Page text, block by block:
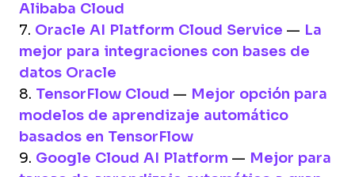
Alibaba Cloud
7. Oracle AI Platform Cloud Service — La
mejor para integraciones con bases de
datos Oracle
8. TensorFlow Cloud — Mejor opción para
modelos de aprendizaje automático
basados en TensorFlow
9. Google Cloud AI Platform — Mejor para